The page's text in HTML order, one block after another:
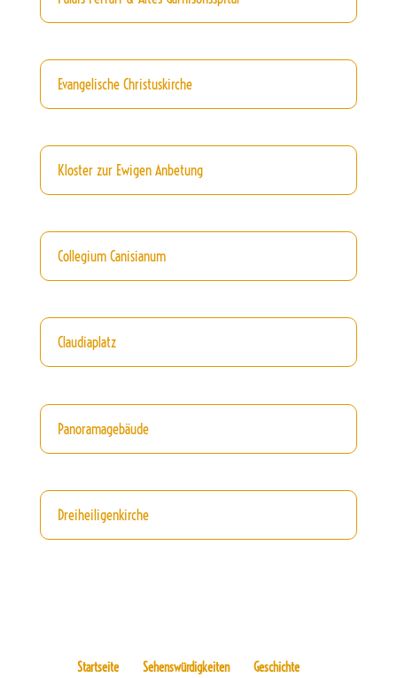
Evangelische Christuskirche
Kloster zur Ewigen Anbetung
Collegium Canisianum
Claudiaplatz
Panoramagebäude
Dreiheiligenkirche
Startseite Sehenswürdigkeiten Geschichte